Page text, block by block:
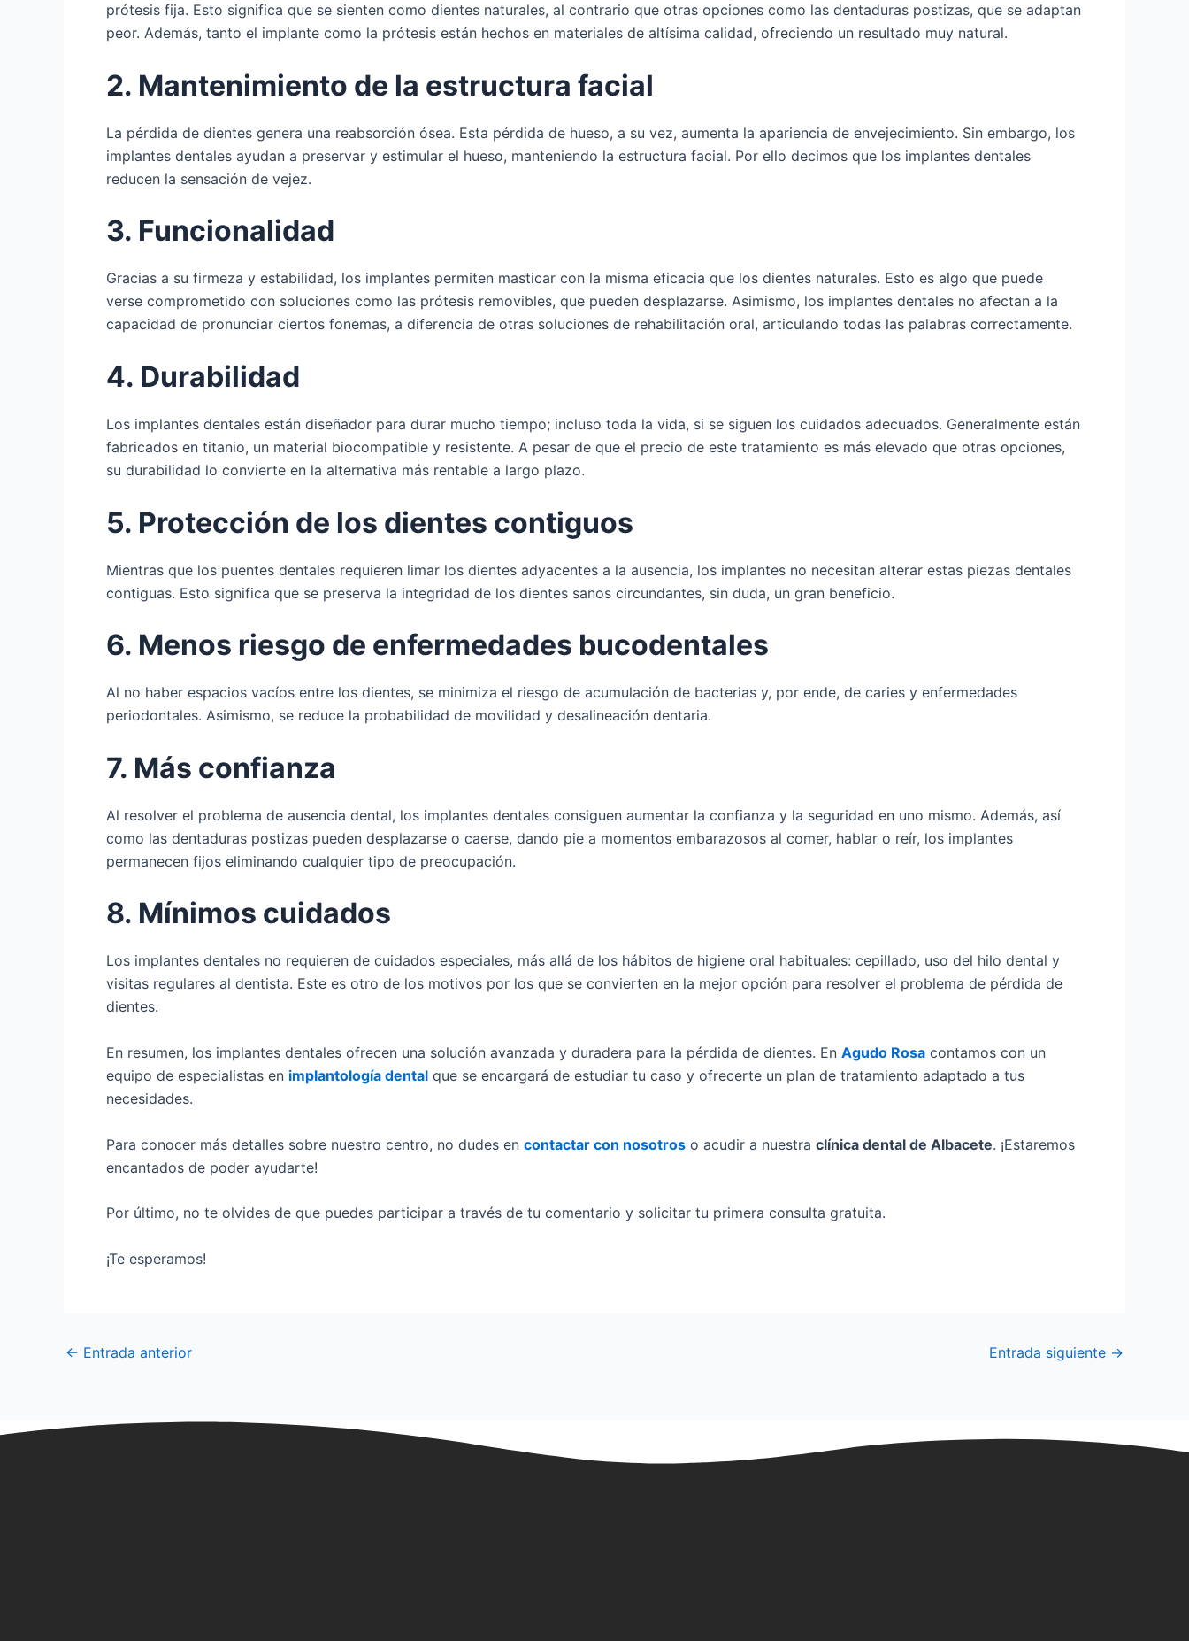
prótesis fija. Esto significa que se sienten como dientes naturales, al contrario que otras opciones como las dentaduras postizas, que se adaptan
peor. Además, tanto el implante como la prótesis están hechos en materiales de altísima calidad, ofreciendo un resultado muy natural.
2. Mantenimiento de la estructura facial
La pérdida de dientes genera una reabsorción ósea. Esta pérdida de hueso, a su vez, aumenta la apariencia de envejecimiento. Sin embargo, los
implantes dentales ayudan a preservar y estimular el hueso, manteniendo la estructura facial. Por ello decimos que los implantes dentales
reducen la sensación de vejez.
3. Funcionalidad
Gracias a su firmeza y estabilidad, los implantes permiten masticar con la misma eficacia que los dientes naturales. Esto es algo que puede
verse comprometido con soluciones como las prótesis removibles, que pueden desplazarse. Asimismo, los implantes dentales no afectan a la
capacidad de pronunciar ciertos fonemas, a diferencia de otras soluciones de rehabilitación oral, articulando todas las palabras correctamente.
4. Durabilidad
Los implantes dentales están diseñador para durar mucho tiempo; incluso toda la vida, si se siguen los cuidados adecuados. Generalmente están
fabricados en titanio, un material biocompatible y resistente. A pesar de que el precio de este tratamiento es más elevado que otras opciones,
su durabilidad lo convierte en la alternativa más rentable a largo plazo.
5. Protección de los dientes contiguos
Mientras que los puentes dentales requieren limar los dientes adyacentes a la ausencia, los implantes no necesitan alterar estas piezas dentales
contiguas. Esto significa que se preserva la integridad de los dientes sanos circundantes, sin duda, un gran beneficio.
6. Menos riesgo de enfermedades bucodentales
Al no haber espacios vacíos entre los dientes, se minimiza el riesgo de acumulación de bacterias y, por ende, de caries y enfermedades
periodontales. Asimismo, se reduce la probabilidad de movilidad y desalineación dentaria.
7. Más confianza
Al resolver el problema de ausencia dental, los implantes dentales consiguen aumentar la confianza y la seguridad en uno mismo. Además, así
como las dentaduras postizas pueden desplazarse o caerse, dando pie a momentos embarazosos al comer, hablar o reír, los implantes
permanecen fijos eliminando cualquier tipo de preocupación.
8. Mínimos cuidados
Los implantes dentales no requieren de cuidados especiales, más allá de los hábitos de higiene oral habituales: cepillado, uso del hilo dental y
visitas regulares al dentista. Este es otro de los motivos por los que se convierten en la mejor opción para resolver el problema de pérdida de
dientes.
En resumen, los implantes dentales ofrecen una solución avanzada y duradera para la pérdida de dientes. En Agudo Rosa contamos con un
equipo de especialistas en implantología dental que se encargará de estudiar tu caso y ofrecerte un plan de tratamiento adaptado a tus
necesidades.
Para conocer más detalles sobre nuestro centro, no dudes en contactar con nosotros o acudir a nuestra clínica dental de Albacete. ¡Estaremos
encantados de poder ayudarte!
Por último, no te olvides de que puedes participar a través de tu comentario y solicitar tu primera consulta gratuita.
¡Te esperamos!
← Entrada anterior Entrada siguiente →